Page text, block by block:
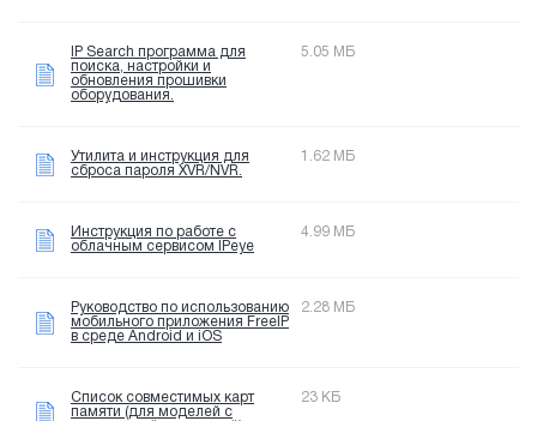
IP Search программа для
поиска, настройки и
обновления прошивки
оборудования.
5.05 МБ
Утилита и инструкция для
сброса пароля XVR/NVR.
1.62 МБ
Инструкция по работе с
облачным сервисом IPeye
4.99 МБ
Руководство по использованию
мобильного приложения FreeIP
в среде Android и iOS
2.28 МБ
Список совместимых карт
памяти (для моделей с
23 КБ